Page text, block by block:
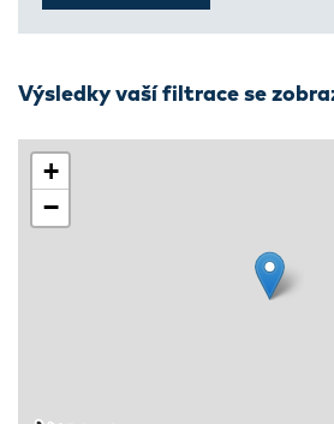
Výsledky vaší filtrace se
+
−